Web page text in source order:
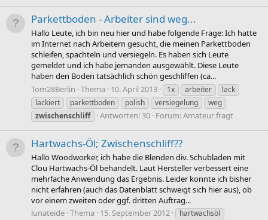
Parkettboden - Arbeiter sind weg...
Hallo Leute, ich bin neu hier und habe folgende Frage: Ich hatte
im Internet nach Arbeitern gesucht, die meinen Parkettboden
schleifen, spachteln und versiegeln. Es haben sich Leute
gemeldet und ich habe jemanden ausgewählt. Diese Leute
haben den Boden tatsächlich schön geschliffen (ca...
Tom28Berlin Thema 10. April 2013 1x arbeiter
lack
lackiert
parkettboden polish versiegelung
weg
zwischenschliff
Antworten: 30 Forum:Amateur fragt
Hartwachs-Öl; Zwischenschliff??
Hallo Woodworker, ich habe die Blenden div. Schubladen mit
Clou Hartwachs-Öl behandelt. Laut Hersteller verbessert eine
mehrfache Anwendung das Ergebnis. Leider konnte ich bisher
nicht erfahren (auch das Datenblatt schweigt sich hier aus), ob
vor einem zweiten oder ggf. dritten Auftrag...
lunateide Thema 15. September 2012
hartwachsöl